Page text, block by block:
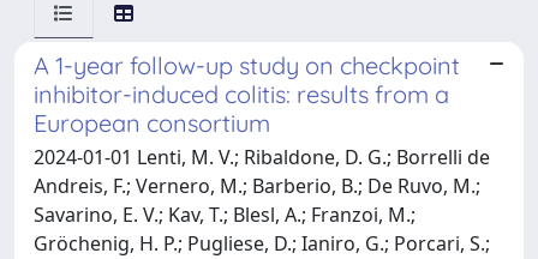
A 1-year follow-up study on checkpoint
inhibitor-induced colitis: results from a
European consortium
2024-01-01 Lenti, M. V.; Ribaldone, D. G.; Borrelli de
Andreis, F.; Vernero, M.; Barberio, B.; De Ruvo, M.;
Savarino, E. V.; Kav, T.; Blesl, A.; Franzoi, M.;
Gröchenig, H. P.; Pugliese, D.; Ianiro, G.; Porcari, S.;